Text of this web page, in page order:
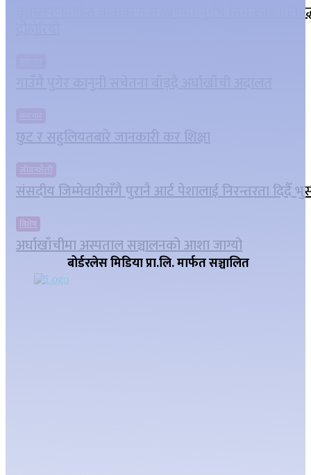
वृक्षारोपणमार्फत वातावरण संरक्षणमा भुर्गभ सिमेन्टको
छुट र सहुलियतबारे जानकारी कर शिक्षा
जीवनशैली
संसदीय जिम्मेवारीसँगै पुरानै आर्ट पेशालाई निरन्तरता दिदैँ
विशेष
अर्घाखाँचीमा अस्पताल सञ्चालनको आशा जाग्यो
बोर्डरलेस मिडिया प्रा.लि. मार्फत सञ्चालित